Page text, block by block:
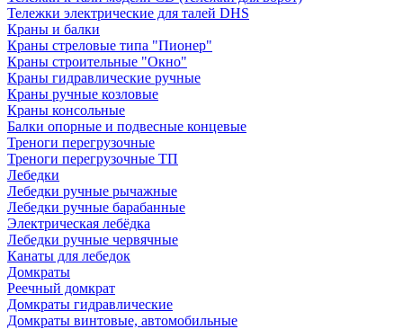
Тележки электрические для талей DHS
Краны и балки
Краны стреловые типа "Пионер"
Краны строительные "Окно"
Краны гидравлические ручные
Краны ручные козловые
Краны консольные
Балки опорные и подвесные концевые
Треноги перегрузочные
Треноги перегрузочные ТП
Лебедки
Лебедки ручные рычажные
Лебедки ручные барабанные
Электрическая лебёдка
Лебедки ручные червячные
Канаты для лебедок
Домкраты
Реечный домкрат
Домкраты гидравлические
Домкраты винтовые, автомобильные